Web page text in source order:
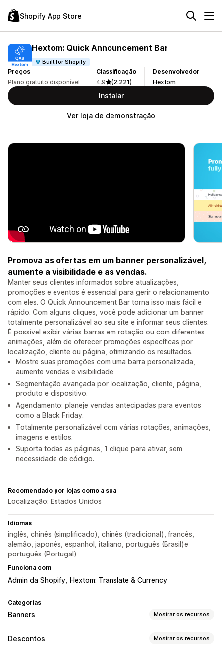
Shopify App Store
Hextom: Quick Announcement Bar
Built for Shopify
Preços
Plano gratuito disponível
Classificação
4,9
(2.221)
Desenvolvedor
Hextom
Instalar
Ver loja de demonstração
Promova as ofertas em um banner personalizável,
aumente a visibilidade e as vendas.
Manter seus clientes informados sobre atualizações,
promoções e eventos é essencial para gerir o relacionamento
com eles. O Quick Announcement Bar torna isso mais fácil e
rápido. Com alguns cliques, você pode adicionar um banner
totalmente personalizável ao seu site e informar seus clientes.
É possível exibir várias barras em rotação ou com diferentes
animações, além de oferecer promoções específicas por
localização, cliente ou página, otimizando os resultados.
Mostre suas promoções com uma barra personalizada,
aumente vendas e visibilidade
Segmentação avançada por localização, cliente, página,
produto e dispositivo.
Agendamento: planeje vendas antecipadas para eventos
como a Black Friday.
Totalmente personalizável com várias rotações, animações,
imagens e estilos.
Suporta todas as páginas, 1 clique para ativar, sem
necessidade de código.
Recomendado por lojas como a sua
Localização: Estados Unidos
Idiomas
inglês, chinês (simplificado), chinês (tradicional), francês,
alemão, japonês, espanhol, italiano, português (Brasil)e
português (Portugal)
Funciona com
Admin da Shopify Hextom: Translate & Currency
Categorias
Banners Mostrar os recursos
Tipo de banner
Descontos Mostrar os recursos